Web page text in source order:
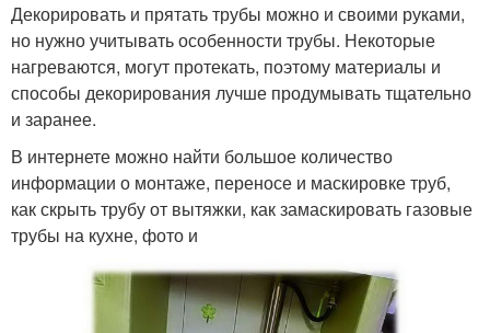
Декорировать и прятать трубы можно и своими руками,
но нужно учитывать особенности трубы. Некоторые
нагреваются, могут протекать, поэтому материалы и
способы декорирования лучше продумывать тщательно
и заранее.
В интернете можно найти большое количество
информации о монтаже, переносе и маскировке труб,
как скрыть трубу от вытяжки, как замаскировать газовые
трубы на кухне, фото и